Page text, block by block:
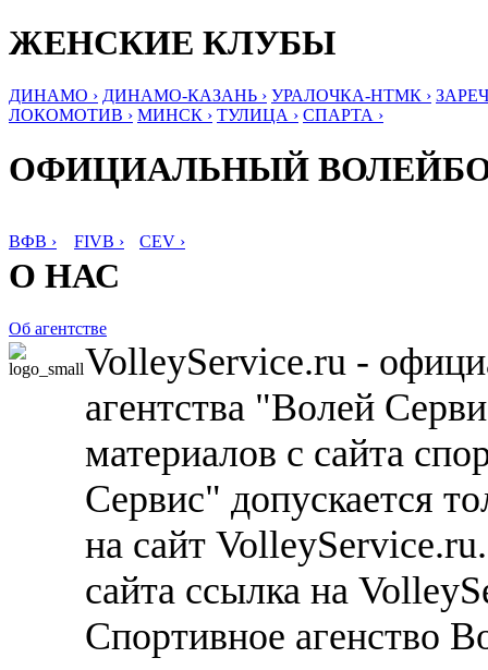
ЖЕНСКИЕ КЛУБЫ
ДИНАМО › ДИНАМО-КАЗАНЬ › УРАЛОЧКА-НТМК ›
ЛОКОМОТИВ › МИНСК › ТУЛИЦА › СПАРТА ›
ОФИЦИАЛЬНЫЙ
ВФВ › FIVB › CEV ›
О НАС
Об агентстве
VolleyService.ru -
агентства "Волей
материалов с сайта
Сервис" допускается
на сайт
сайта ссылка на
Спортивное агенство